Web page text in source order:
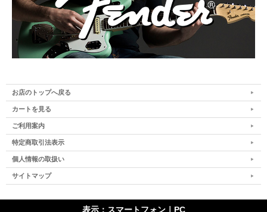
お店のトップへ戻る
カートを見る
ご利用案内
特定商取引法表示
個人情報の取扱い
サイトマップ
表示：スマートフォン｜ PC